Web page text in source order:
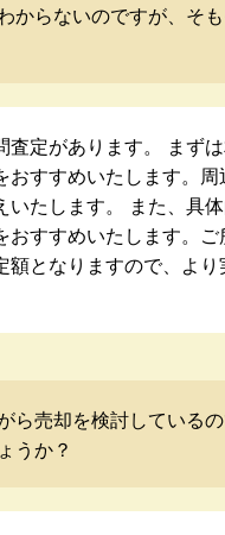
からないのですが、そ
定があります。 まず
すすめいたします。
たします。 また、具
すすめいたします。
となりますので、よ
ら売却を検討している
うか？